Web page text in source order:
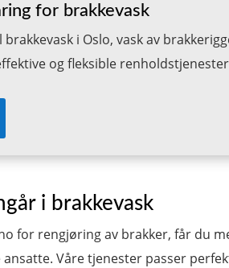
for brakkevask
i Oslo, vask av
og fleksible
i brakkevask
for rengjøring av brakker, får du
Våre tjenester passer